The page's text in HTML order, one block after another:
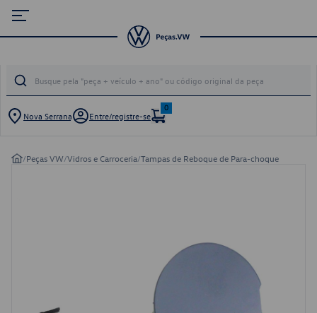
Nova Serrana Entre/registre-se
0
/Peças VW/Vidros e Carroceria/Tampas de Reboque de Para-choque